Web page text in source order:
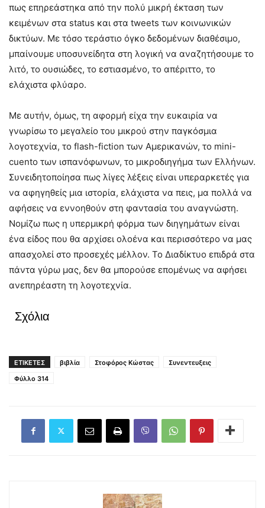
πως επηρεάστηκα από την πολύ μικρή έκταση των
κειμένων στα status και στα tweets των κοινωνικών
δικτύων. Με τόσο τεράστιο όγκο δεδομένων διαθέσιμο,
μπαίνουμε υποσυνείδητα στη λογική να αναζητήσουμε το
λιτό, το ουσιώδες, το εστιασμένο, το απέριττο, το
ελάχιστα φλύαρο.
Με αυτήν, όμως, τη αφορμή είχα την ευκαιρία να
γνωρίσω το μεγαλείο του μικρού στην παγκόσμια
λογοτεχνία, το flash-fiction των Αμερικανών, το mini-
cuento των ισπανόφωνων, το μικροδιηγήμα των Ελλήνων.
Συνειδητοποίησα πως λίγες λέξεις είναι υπεραρκετές για
να αφηγηθείς μια ιστορία, ελάχιστα να πεις, μα πολλά να
αφήσεις να εννοηθούν στη φαντασία του αναγνώστη.
Νομίζω πως η υπερμικρή φόρμα των διηγημάτων είναι
ένα είδος που θα αρχίσει ολοένα και περισσότερο να μας
απασχολεί στο προσεχές μέλλον. Το Διαδίκτυο επιδρά στα
πάντα γύρω μας, δεν θα μπορούσε επομένως να αφήσει
ανεπηρέαστη τη λογοτεχνία.
Σχόλια
ΕΤΙΚΕΤΕΣ βιβλία Στοφόρος Κώστας
Συνεντευξεις
Φύλλο 314